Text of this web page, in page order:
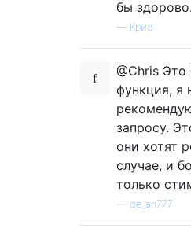
бы здорово.
— Крис
@Chris
функция, я
запросу.
они хотят
случае, и
только
de_an777